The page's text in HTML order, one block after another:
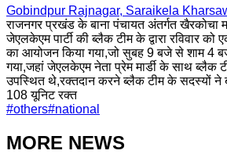
Gobindpur Rajnagar, Saraikela
राजनगर प्रखंड के बाना पंचायत अंतर्गत खैरकोचा
जेएलकेएम पार्टी की ब्लैक टीम के द्वारा रविवार को
का आयोजन किया गया,जो सुबह 9 बजे से शाम 4
गया,जहां जेएलकेएम नेता प्रेम मार्डी के साथ ब्लैक
उपस्थित थे,रक्तदान करने ब्लैक टीम के सदस्यों ने
108 यूनिट रक्त
#others#national
MORE NEWS